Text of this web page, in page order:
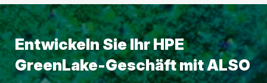
Entwickeln Sie Ihr HPE
GreenLake-Geschäft mit ALSO